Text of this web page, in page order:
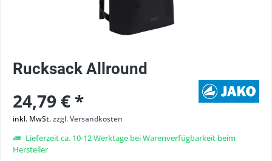
Rucksack Allround
24,79 € *
inkl. MwSt.zzgl. Versandkosten
Lieferzeit ca. 10-12 Werktage bei Warenverfügbarkeit beim
Hersteller